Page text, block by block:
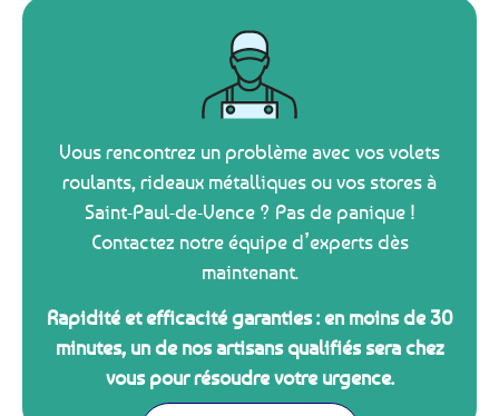
Vous rencontrez un problème avec vos volets
roulants, rideaux métalliques ou vos stores à
Saint-Paul-de-Vence ? Pas de panique !
Contactez notre équipe d’experts dès
maintenant.
Rapidité et efficacité garanties : en moins de 30
minutes, un de nos artisans qualifiés sera chez
vous pour résoudre votre urgence.